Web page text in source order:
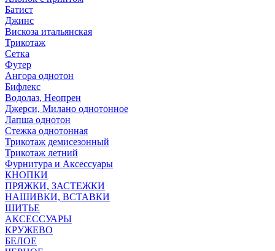
Батист
Джинс
Вискоза итальянская
Трикотаж
Сетка
Футер
Ангора однотон
Бифлекс
Водолаз, Неопрен
Джерси, Милано однотонное
Лапша однотон
Стежка однотонная
Трикотаж демисезонный
Трикотаж летний
Фурнитура и Аксессуары
КНОПКИ
ПРЯЖКИ, ЗАСТЕЖКИ
НАШИВКИ, ВСТАВКИ
ШИТЬЕ
АКСЕССУАРЫ
КРУЖЕВО
БЕЛОЕ